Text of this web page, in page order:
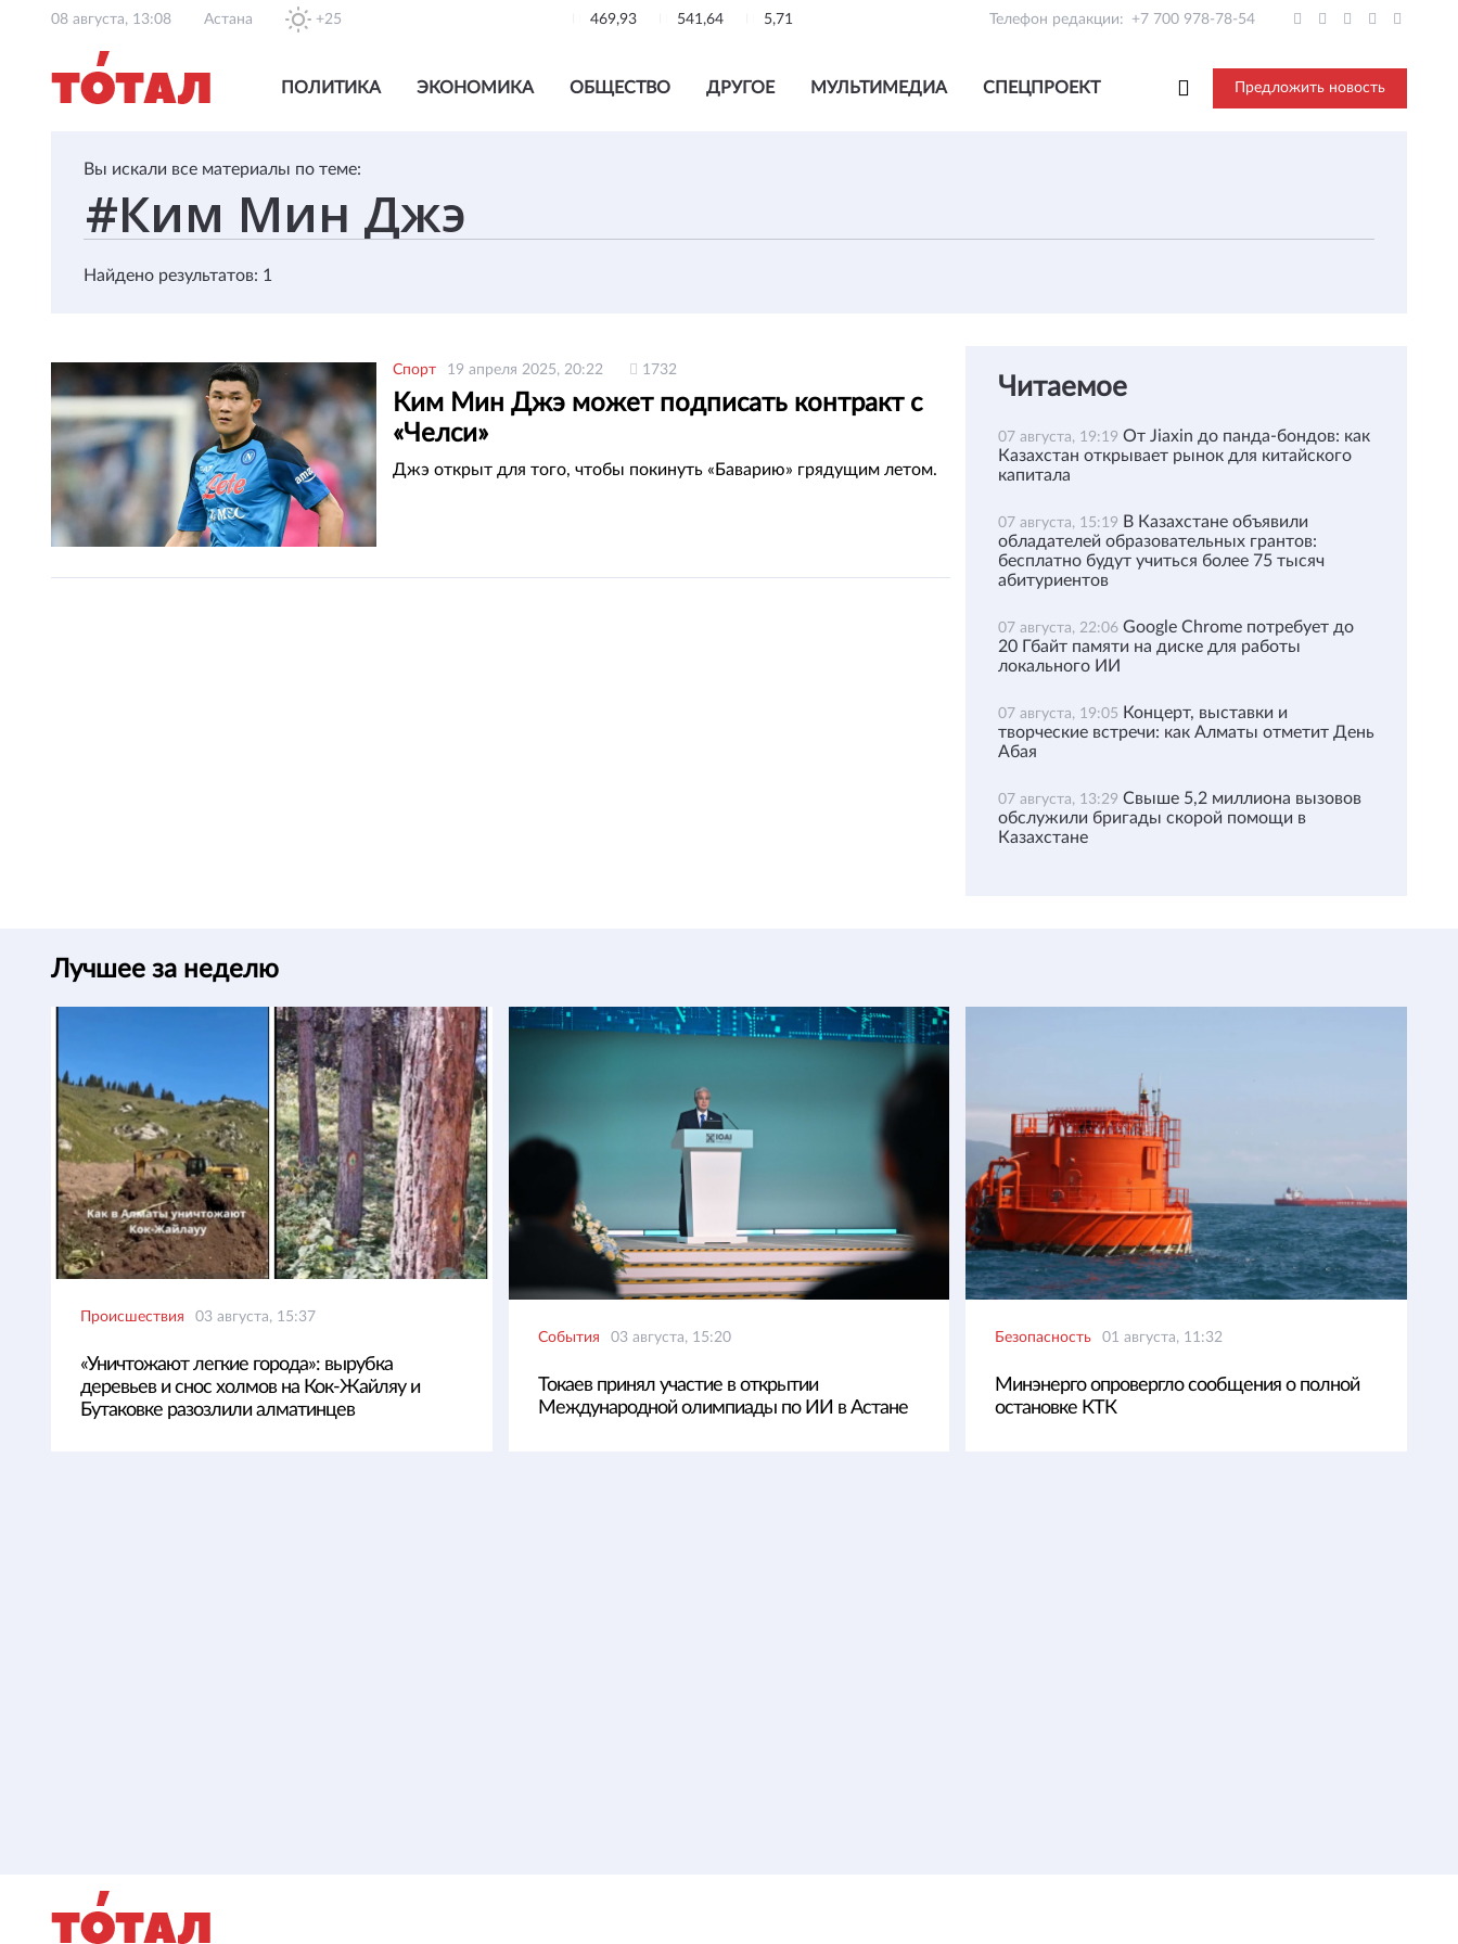
08 августа, 13:08 Астана +25 469,93 541,64 5,71 Телефон редакции: +7 700 978-78-54
ПОЛИТИКА ЭКОНОМИКА ОБЩЕСТВО ДРУГОЕ МУЛЬТИМЕДИА СПЕЦПРОЕКТ Предложить новость
Вы искали все материалы по теме:
Найдено результатов: 1
Спорт 19 апреля 2025, 20:22 1732
Ким Мин Джэ может подписать контракт с
«Челси»
Джэ открыт для того, чтобы покинуть «Баварию» грядущим летом.
Читаемое
07 августа, 19:19 От Jiaxin до панда-бондов: как
Казахстан открывает рынок для китайского
капитала
07 августа, 15:19 В Казахстане объявили
обладателей образовательных грантов:
бесплатно будут учиться более 75 тысяч
абитуриентов
07 августа, 22:06 Google Chrome потребует до
20 Гбайт памяти на диске для работы
локального ИИ
07 августа, 19:05 Концерт, выставки и
творческие встречи: как Алматы отметит День
Абая
07 августа, 13:29 Свыше 5,2 миллиона вызовов
обслужили бригады скорой помощи в
Казахстане
Лучшее за неделю
Происшествия 03 августа, 15:37
«Уничтожают легкие города»: вырубка
деревьев и снос холмов на Кок-Жайляу и
Бутаковке разозлили алматинцев
События 03 августа, 15:20
Токаев принял участие в открытии
Международной олимпиады по ИИ в Астане
Безопасность 01 августа, 11:32
Минэнерго опровергло сообщения о полной
остановке КТК